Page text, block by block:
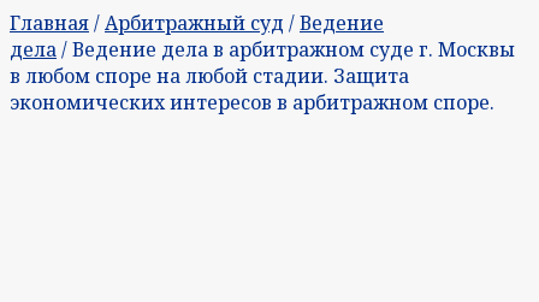
Главная/Арбитражный суд /Ведение
дела/ Ведение дела в арбитражном суде г. Москвы
в любом споре на любой стадии. Защита
экономических интересов в арбитражном споре.